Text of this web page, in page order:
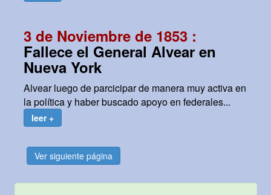
3 de Noviembre de 1853 :
Fallece el General Alvear en
Nueva York
Alvear luego de parcicipar de manera muy activa en
la política y haber buscado apoyo en federales...
leer +
Ver siguiente página